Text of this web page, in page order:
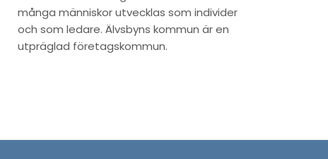
många människor utvecklas som individer
och som ledare. Älvsbyns kommun är en
utpräglad företagskommun.